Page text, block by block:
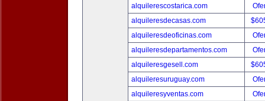
alquilerescostarica.com
alquileresdecasas.com
alquileresdeoficinas.com
alquileresdepartamentos.com
alquileresgesell.com
alquileresuruguay.com
alquileresyventas.com